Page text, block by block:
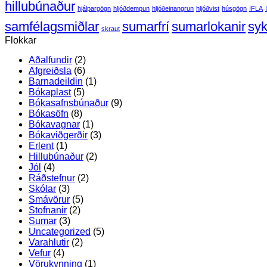
enn
ódýrara!
hillubúnaður hjálpargögn hljóðdempun hljóðeinangrun hljóðvist húsgögn IFLA
samfélagsmiðlar skraut sumarfrísumarlokanir
Flokkar
Aðalfundir (2)
Afgreiðsla (6)
Barnadeildin (1)
Bókaplast(5)
Bókasafnsbúnaður (9)
Bókasöfn (8)
Bókavagnar (1)
Bókaviðgerðir (3)
Erlent(1)
Hillubúnaður (2)
Jól (4)
Ráðstefnur (2)
Skólar (3)
Smávörur (5)
Stofnanir (2)
Sumar (3)
Uncategorized (5)
Varahlutir (2)
Vefur (4)
Vörukynning (1)